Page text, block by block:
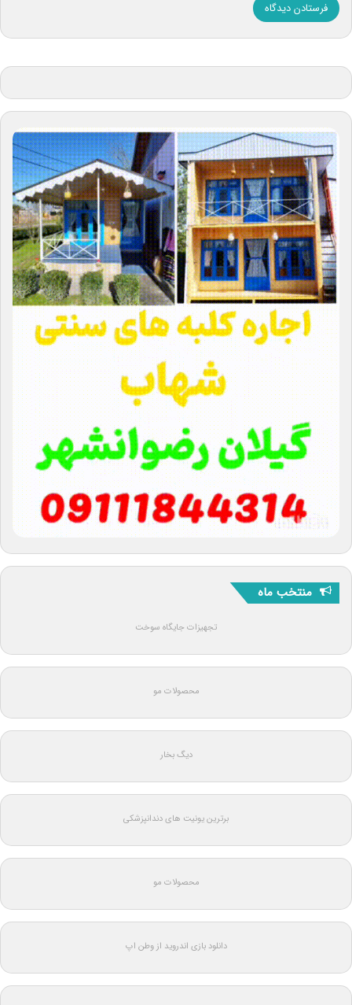
منتخب ماه
تجهیزات جایگاه سوخت
محصولات مو
دیگ بخار
برترین یونیت های دندانپزشکی
محصولات مو
دانلود بازی اندروید از وطن اپ